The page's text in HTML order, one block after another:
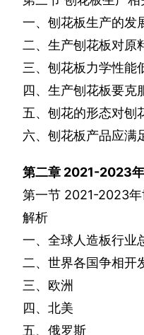
一、刨花板生产的发
二、生产刨花板对原
三、刨花板力学性能
四、生产刨花板要克
五、刨花的形态对刨
六、刨花板产品应满
第二章 2021-2023
第一节 2021-2023
解析
一、全球人造板行业
二、世界各国争相开
三、欧洲
四、北美
五、俄罗斯